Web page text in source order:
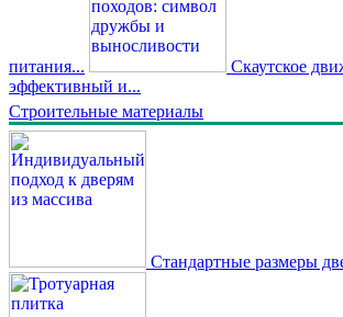
питания... Скаутское
эффективный и...
Строительные материалы
Стандартные размеры